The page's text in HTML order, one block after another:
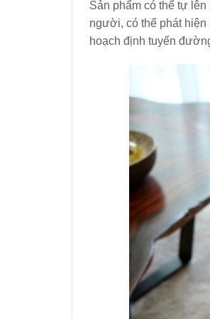
Sản phẩm có thể tự
người, có thể phát hiện
hoạch định tuyến